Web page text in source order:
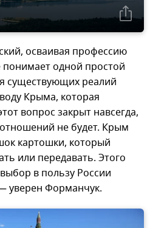
осваивая профессию
одной простой
существующих реалий
Крыма, которая
вопрос закрыт навсегда,
не будет. Крым
картошки, который
или передавать. Этого
в пользу России
уверен Форманчук.